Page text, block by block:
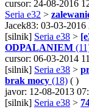
cursor: 24-08-2016
Seria e32 >
Jacek83: 03-03-2016
[silnik] Seria e38 >
ODPALANIEM
cursor: 06-03-2014
[silnik] Seria e38 >
brak mocy (18) ( )
javor: 12-08-2013
[silnik] Seria e38 >